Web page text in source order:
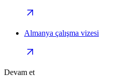
Almanya çalışma vizesi
Devam et